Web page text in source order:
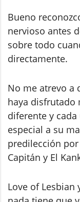
Bueno
nervioso antes
sobre todo
directamente.
No me atrevo a
haya disfrutado
diferente y
especial a su
predilección por
Capitán y El
Love of Lesbian